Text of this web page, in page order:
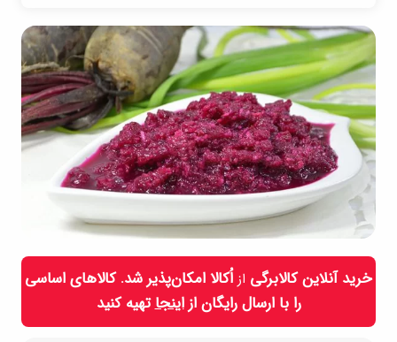
خرید آنلاین کالابرگی از اُکالا امکان‌پذیر شد. کالاهای اساسی
را با ارسال رایگان ازاینجاتهیه کنید